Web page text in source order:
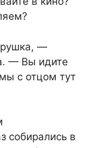
—
— Вы идите
с отцом тут
собирались в